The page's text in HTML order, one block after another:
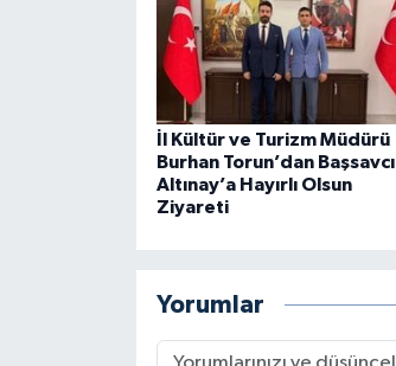
İl Kültür ve Turizm Müdürü
Burhan Torun’dan Başsavcı
Altınay’a Hayırlı Olsun
Ziyareti
Yorumlar